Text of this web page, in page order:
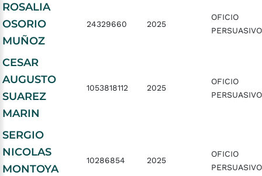
ROSALIA
OSORIO
MUÑOZ
24329660 2025
OFICIO
PERSUASIVO
CESAR
AUGUSTO
SUAREZ
MARIN
1053818112 2025
OFICIO
PERSUASIVO
SERGIO
NICOLAS
MONTOYA
10286854 2025
OFICIO
PERSUASIVO